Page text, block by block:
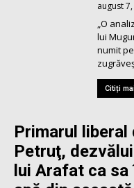
august
„O
lui
numit
Citiți
Primarul liberal
Petruţ,
lui Arafat ca